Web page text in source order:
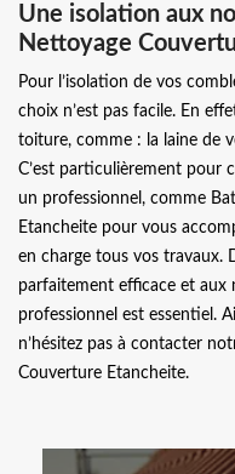
Une isolation aux
Nettoyage
Pour l’isolation de vos
choix n’est pas facile. En
toiture, comme : la laine de
C’est particulièrement pour
un professionnel, comme
Etancheite pour vous
en charge tous vos travaux.
parfaitement efficace et aux
professionnel est essentiel.
n’hésitez pas à contacter
Couverture Etancheite.